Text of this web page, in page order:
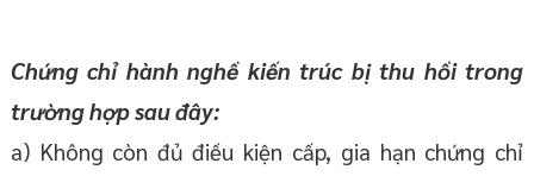
Chứng chỉ hành nghề kiến trúc bị thu hồi trong
trường hợp sau đây:
a) Không còn đủ điều kiện cấp, gia hạn chứng chỉ